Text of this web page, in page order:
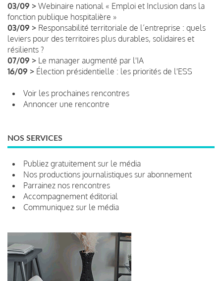
03/09 > Webinaire national « Emploi et Inclusion dans la
fonction publique hospitalière »
03/09 > Responsabilité territoriale de l’entreprise : quels
leviers pour des territoires plus durables, solidaires et
résilients ?
07/09 > Le manager augmenté par l'IA
16/09 > Élection présidentielle : les priorités de l'ESS
Voir les prochaines rencontres
Annoncer une rencontre
NOS SERVICES
Publiez gratuitement sur le média
Nos productions journalistiques sur abonnement
Parrainez nos rencontres
Accompagnement éditorial
Communiquez sur le média